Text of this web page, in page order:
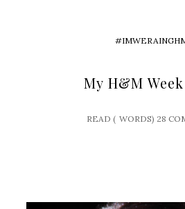
My H&M
READ ( WORDS) 28